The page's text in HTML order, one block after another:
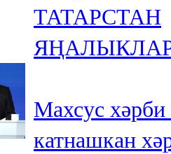
ТАТАРСТАН
Махсус хәрби
катнашкан